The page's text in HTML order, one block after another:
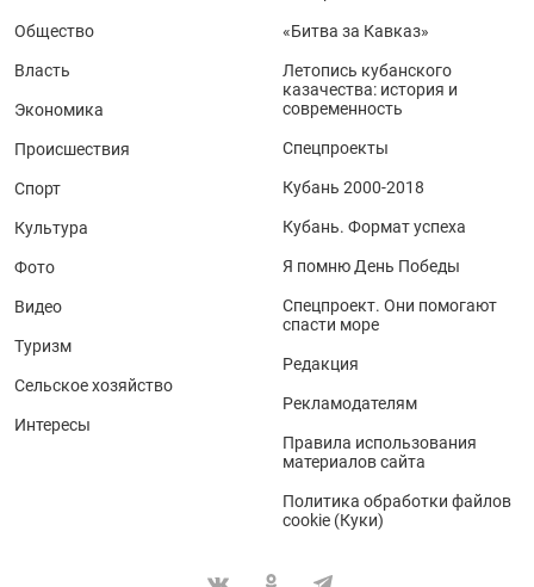
Общество
Власть
Экономика
Происшествия
Спорт
Культура
Фото
Видео
Туризм
Сельское хозяйство
Интересы
«Битва за Кавказ»
Летопись кубанского
казачества: история и
современность
Спецпроекты
Кубань 2000-2018
Кубань. Формат успеха
Я помню День Победы
Спецпроект. Они помогают
спасти море
Редакция
Рекламодателям
Правила использования
материалов сайта
Политика обработки файлов
cookie (Куки)